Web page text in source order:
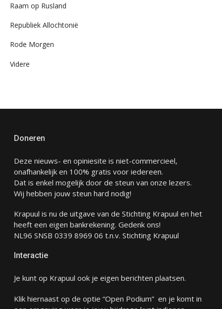
Raam op Rusland
Republiek Allochtonië
Rode Morgen
Videre
Doneren
Deze nieuws- en opiniesite is niet-commercieel,
onafhankelijk en 100% gratis voor iedereen.
Dat is enkel mogelijk door de steun van onze lezers.
Wij hebben jouw steun hard nodig!
Krapuul is nu de uitgave van de Stichting Krapuul en het
heeft een eigen bankrekening. Gedenk ons!
NL96 SNSB 0339 8969 06 t.n.v. Stichting Krapuul
Interactie
Je kunt op Krapuul ook je eigen berichten plaatsen.
Klik hiernaast op de optie “Open Podium” en je komt in